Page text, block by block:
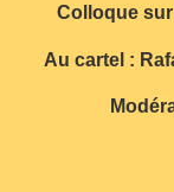
Colloque
Au cartel :